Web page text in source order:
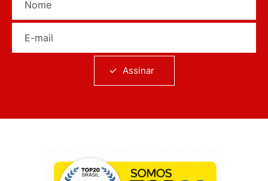
Assinar